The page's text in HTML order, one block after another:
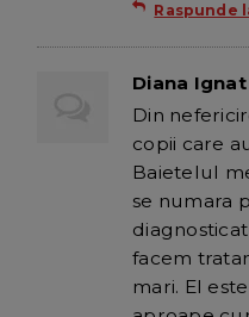
Raspunde
Diana Ignat
Din
copii care
Baietelul
se numara
facem
mari. El